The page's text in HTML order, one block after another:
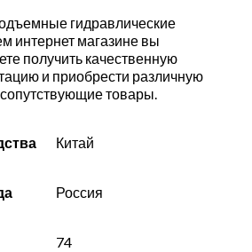
гидравлические
интернет магазине вы
получить качественную
и приобрести различную
товары.
Китай
Россия
74